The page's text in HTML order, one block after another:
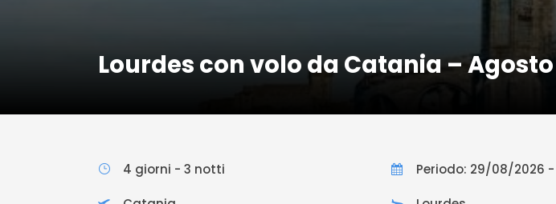
Lourdes con volo da Catania – Agosto
4 giorni - 3 notti Periodo: 29/08/2026